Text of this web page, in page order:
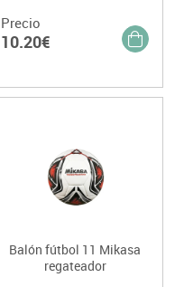
Precio
10.20€
Balón fútbol 11 Mikasa
regateador